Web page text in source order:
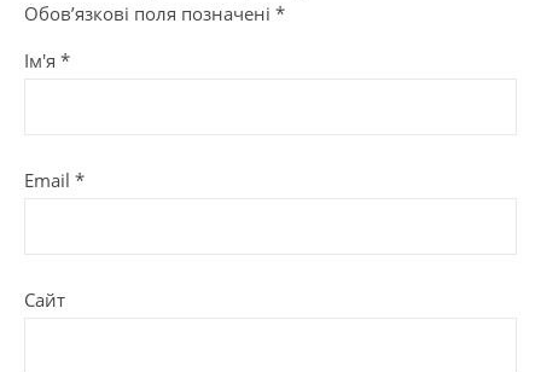
Обов’язкові поля позначені *
Ім'я *
Email *
Сайт